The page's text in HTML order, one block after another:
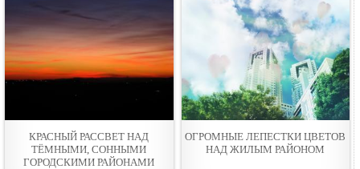
КРАСНЫЙ РАССВЕТ НАД
ТЁМНЫМИ, СОННЫМИ
ГОРОДСКИМИ РАЙОНАМИ
ОГРОМНЫЕ ЛЕПЕСТКИ ЦВЕТОВ
НАД ЖИЛЫМ РАЙОНОМ